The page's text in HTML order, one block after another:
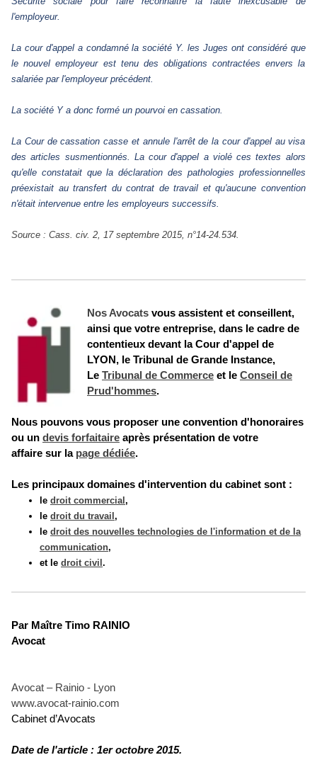
l'employeur.
La cour d'appel a condamné la société Y. les Juges ont considéré que
le nouvel employeur est tenu des obligations contractées envers la
salariée par l'employeur précédent.
La société Y a donc formé un pourvoi en cassation.
La Cour de cassation casse et annule l'arrêt de la cour d'appel au visa
des articles susmentionnés. La cour d'appel a violé ces textes alors
qu'elle constatait que la déclaration des pathologies professionnelles
préexistait au transfert du contrat de travail et qu'aucune convention
n'était intervenue entre les employeurs successifs.
Source : Cass. civ. 2, 17 septembre 2015, n°14-24.534.
Nos Avocats vous assistent et conseillent,
ainsi que votre entreprise, dans le cadre de
contentieux devant la Cour d'appel de
LYON, le Tribunal de Grande Instance,
Le Tribunal de Commerce et le Conseil de
Prud'hommes.
Nous pouvons vous proposer une convention d'honoraires
ou un devis forfaitaire après présentation de votre
affaire sur la page dédiée.
Les principaux domaines d'intervention du cabinet sont :
le droit commercial ,
le droit du travail ,
le droit des nouvelles technologies de l'information et de la
communication,
et le droit civil .
Par Maître Timo RAINIO
Avocat
Avocat – Rainio - Lyon
www.avocat-rainio.com
Cabinet d’Avocats
Date de l'article : 1er octobre 2015.